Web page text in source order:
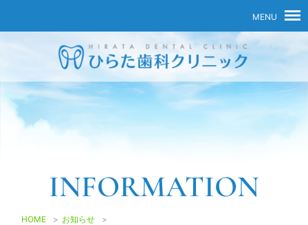
INFORMATION
HOME > お知らせ
>